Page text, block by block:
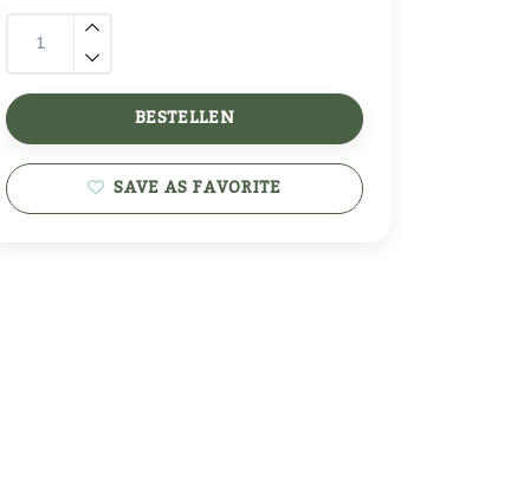
BESTELLEN
SAVE AS FAVORITE